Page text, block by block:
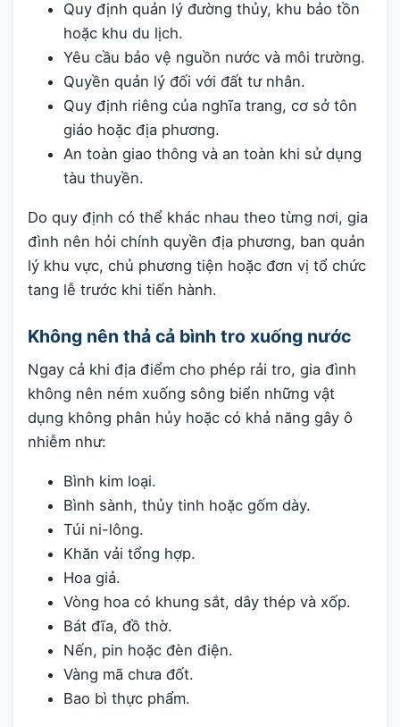
Quy định quản lý đường thủy, khu bảo tồn
hoặc khu du lịch.
Yêu cầu bảo vệ nguồn nước và môi trường.
Quyền quản lý đối với đất tư nhân.
Quy định riêng của nghĩa trang, cơ sở tôn
giáo hoặc địa phương.
An toàn giao thông và an toàn khi sử dụng
tàu thuyền.
Do quy định có thể khác nhau theo từng nơi, gia
đình nên hỏi chính quyền địa phương, ban quản
lý khu vực, chủ phương tiện hoặc đơn vị tổ chức
tang lễ trước khi tiến hành.
Không nên thả cả bình tro xuống nước
Ngay cả khi địa điểm cho phép rải tro, gia đình
không nên ném xuống sông biển những vật
dụng không phân hủy hoặc có khả năng gây ô
nhiễm như:
Bình kim loại.
Bình sành, thủy tinh hoặc gốm dày.
Túi ni-lông.
Khăn vải tổng hợp.
Hoa giả.
Vòng hoa có khung sắt, dây thép và xốp.
Bát đĩa, đồ thờ.
Nến, pin hoặc đèn điện.
Vàng mã chưa đốt.
Bao bì thực phẩm.